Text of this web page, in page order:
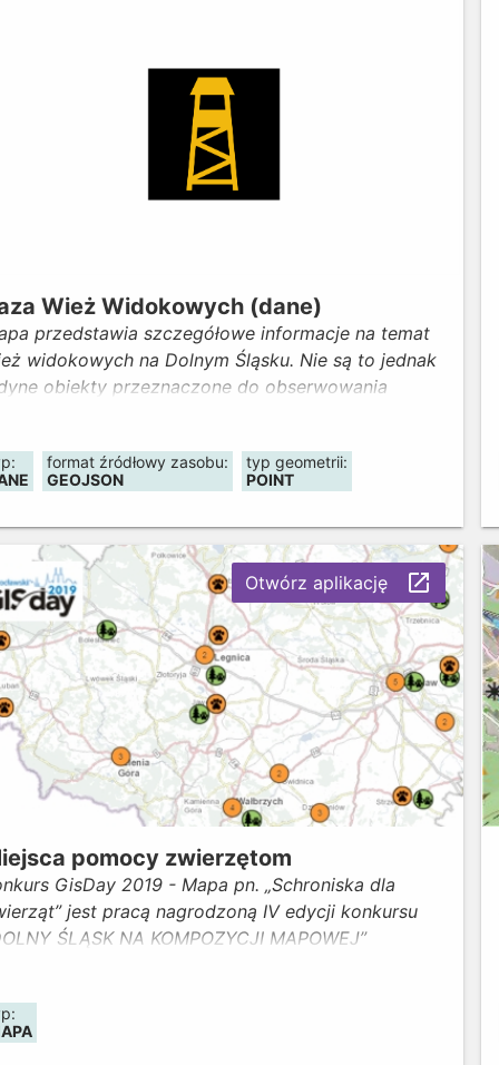
Wież Widokowych (dane)
przedstawia szczegółowe informacje na temat
widokowych na Dolnym Śląsku. Nie są to jednak
obiekty przeznaczone do obserwowania
które udostępnione są turystycznie do
Dane zostały zebrane na podstawie
format źródłowy zasobu:
GEOJSON
typ geometrii:
POINT
pomocy zwierzętom
GisDay 2019 - Mapa pn. „Schroniska dla
jest pracą nagrodzoną IV edycji konkursu
ŚLĄSK NA KOMPOZYCJI MAPOWEJ”
Urzędu Marszałkowskiego Województwa
Uniwersytet Przyrodniczy we
Otwórz aplikację launch